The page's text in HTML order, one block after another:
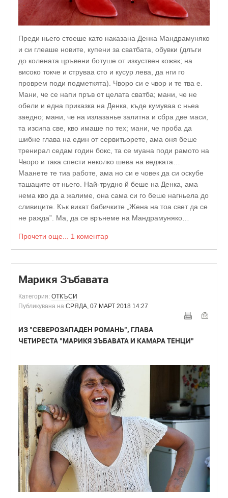
Преди ньего стоеше като наказана Денка Мандрамуняко
и си глеаше новите, купени за сватбата, обувки (длъги
до колената цръвени ботуше от изкуствен кожяк; на
високо токче и струваа сто и кусур лева, да нги го
проврем поди подметкята). Чворо си е чвор и те тва е.
Мани, че се напи пръв от целата сватба; мани, че не
обели и една приказка на Денка, къде кумуваа с ньеа
заедно; мани, че на излазанье залитна и сбра две маси,
та изсипа све, кво имаше по тех; мани, че проба да
шибне глава на един от сервитьорете, ама оня беше
тренирал седам годин бокс, та се муана поди рамото на
Чворо и така спести неколко шева на веджата…
Маанете те тиа работе, ама но си е човек да си оскубе
ташаците от ньего. Най-трудно й беше на Денка, ама
нема кво да а жалиме, она сама си го беше нагньела до
сливиците. Кък викат бабичките „Жена на тоа свет да се
не ражда”. Ма, да се врънеме на Мандрамуняко…
Прочети още... 1 коментар
Марикя Зъбавата
Категория: ОТКЪСИ
Публикувана на СРЯДА, 07 МАРТ 2018 14:27
ИЗ "СЕВЕРОЗАПАДЕН РОМАНЬ", ГЛАВА
ЧЕТИРЕСТА "МАРИКЯ ЗЪБАВАТА И КАМАРА ТЕНЦИ"